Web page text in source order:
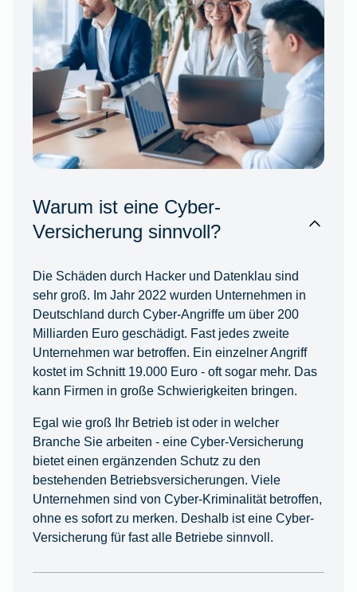
Warum ist eine Cyber-
Versicherung sinnvoll?
Die Schäden durch Hacker und Datenklau sind
sehr groß. Im Jahr 2022 wurden Unternehmen in
Deutschland durch Cyber-Angriffe um über 200
Milliarden Euro geschädigt. Fast jedes zweite
Unternehmen war betroffen. Ein einzelner Angriff
kostet im Schnitt 19.000 Euro - oft sogar mehr. Das
kann Firmen in große Schwierigkeiten bringen.
Egal wie groß Ihr Betrieb ist oder in welcher
Branche Sie arbeiten - eine Cyber-Versicherung
bietet einen ergänzenden Schutz zu den
bestehenden Betriebsversicherungen. Viele
Unternehmen sind von Cyber-Kriminalität betroffen,
ohne es sofort zu merken. Deshalb ist eine Cyber-
Versicherung für fast alle Betriebe sinnvoll.